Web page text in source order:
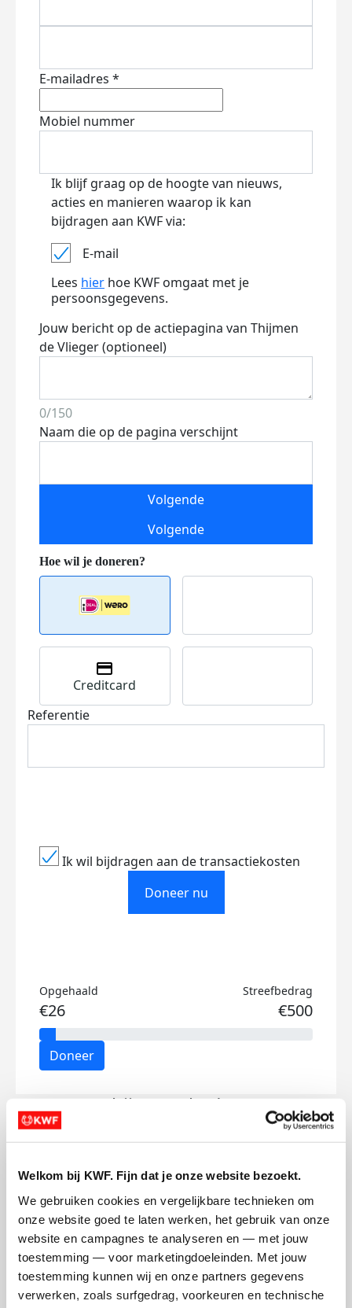
Welkom bij KWF. Fijn dat je onze website bezoekt.
We gebruiken cookies en vergelijkbare technieken om
onze website goed te laten werken, het gebruik van onze
website en campagnes te analyseren en — met jouw
toestemming — voor marketingdoeleinden. Met jouw
toestemming kunnen wij en onze partners gegevens
verwerken, zoals surfgedrag, voorkeuren en technische
E-mailadres *
Mobiel nummer
Ik blijf graag op de hoogte van nieuws,
acties en manieren waarop ik kan
bijdragen aan KWF via:
E-mail
Lees hier hoe KWF omgaat met je
persoonsgegevens.
Jouw bericht op de actiepagina van Thijmen
de Vlieger (optioneel)
0/150
Naam die op de pagina verschijnt
Volgende
Volgende
Creditcard
Referentie
Ik wil bijdragen aan de transactiekosten
Doneer nu
Opgehaald
€26
Streefbedrag
€500
Doneer
Thijmen's badges